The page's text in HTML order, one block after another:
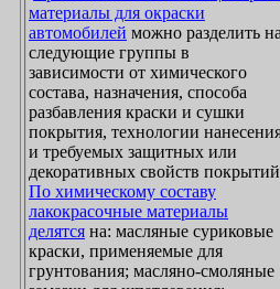
материалы для окраски
автомобилей можно разделить на
следующие группы в
зависимости от химического
состава, назначения, способа
разбавления краски и сушки
покрытия, технологии нанесения
и требуемых защитных или
декоративных свойств
По химическому составу
лакокрасочные материалы
делятся на: масляные суриковые
краски, применяемые для
грунтования; масляно-смоляные